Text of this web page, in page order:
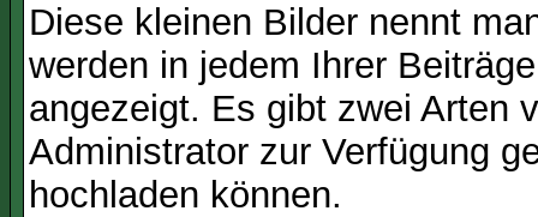
Diese kleinen Bilder nennt
werden in jedem Ihrer
angezeigt. Es gibt zwei Arten
Administrator zur Verfügung
hochladen können.